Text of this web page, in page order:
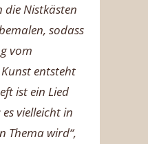
die Nistkästen
sodass
vom
entsteht
ist ein Lied
vielleicht in
Thema wird“,